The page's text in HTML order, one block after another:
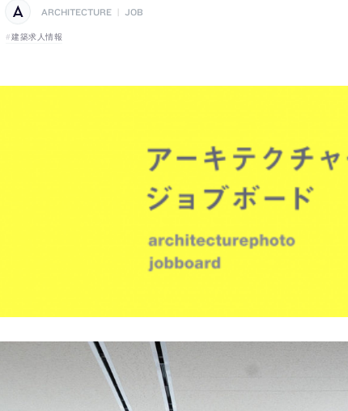
ARCHITECTURE | JOB
建築求人情報